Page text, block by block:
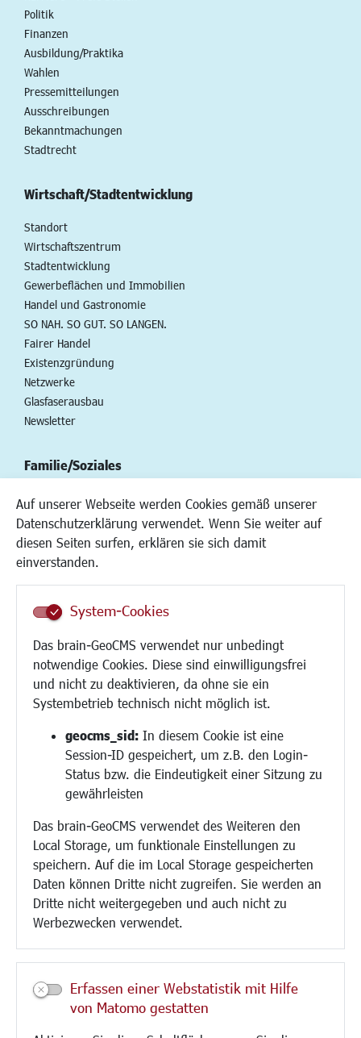
Auf unserer Webseite werden Cookies gemäß unserer
Datenschutzerklärung verwendet. Wenn Sie weiter auf
diesen Seiten surfen, erklären sie sich damit
einverstanden.
System-Cookies
Das brain-GeoCMS verwendet nur unbedingt
notwendige Cookies. Diese sind einwilligungsfrei
und nicht zu deaktivieren, da ohne sie ein
Systembetrieb technisch nicht möglich ist.
geocms_sid: In diesem Cookie ist eine
Session-ID gespeichert, um z.B. den Login-
Status bzw. die Eindeutigkeit einer Sitzung zu
gewährleisten
Das brain-GeoCMS verwendet des Weiteren den
Local Storage, um funktionale Einstellungen zu
speichern. Auf die im Local Storage gespeicherten
Daten können Dritte nicht zugreifen. Sie werden an
Dritte nicht weitergegeben und auch nicht zu
Werbezwecken verwendet.
Erfassen einer Webstatistik mit Hilfe
von Matomo gestatten
Politik
Finanzen
Ausbildung/Praktika
Wahlen
Pressemitteilungen
Ausschreibungen
Bekanntmachungen
Stadtrecht
Wirtschaft/Stadtentwicklung
Standort
Wirtschaftszentrum
Stadtentwicklung
Gewerbeflächen und Immobilien
Handel und Gastronomie
SO NAH. SO GUT. SO LANGEN.
Fairer Handel
Existenzgründung
Netzwerke
Glasfaserausbau
Newsletter
Familie/Soziales
Kinderbetreuung
Kinder und Jugend
Institutionen für Familien
Frauen
Schule
Demokratie leben
Ukrainehilfe
Hilfe für Geflüchtete
Religion
Bauen/Umwelt/Mobilität
Bebauungsplanung
Verkehr/Mobilität
Glasfaserausbau
Aktuelle Baustellen
Paddelteich
CINDY S
Kultur/Freizeit/Tourismus
Veranstaltungen
Neue Stadthalle Langen